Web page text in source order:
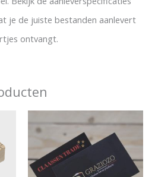
je de juiste bestanden aanlevert
ontvangt.